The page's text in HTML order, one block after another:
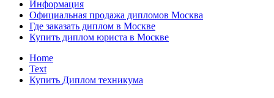
Информация
Официальная продажа дипломов Москва
Где заказать диплом в Москве
Купить диплом юриста в Москве
Home
Text
Купить Диплом техникума